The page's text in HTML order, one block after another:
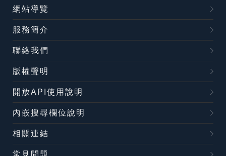
網站導覽
服務簡介
聯絡我們
版權聲明
開放API使用說明
內嵌搜尋欄位說明
相關連結
常見問題